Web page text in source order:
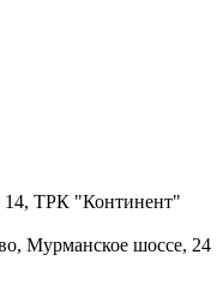
14, ТРК "Континент"
Мурманское шоссе, 24